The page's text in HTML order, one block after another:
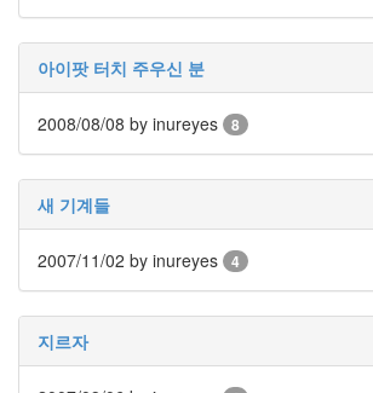
아이팟 터치 주우신 분
2008/08/08 by inureyes 8
새 기계들
2007/11/02 by inureyes 4
지르자
화]
인
사
이
드
웃
LG
자
모
바
일
부